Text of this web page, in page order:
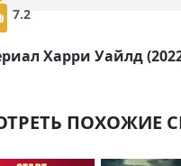
7.2
Харри Уайлд
ПОХОЖИЕ